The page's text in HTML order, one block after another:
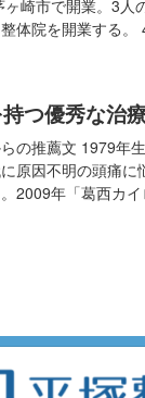
崎市で開業。3人
体院を開業する。
つ優秀な治
の推薦文 1979年
原因不明の頭痛に
2009年「葛西カ